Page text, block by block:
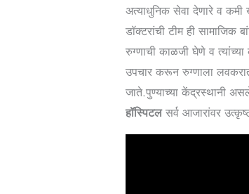
अत्याधुनिक सेवा देणारे व कमी
डॉक्टरांची टीम ही
रुग्णाची काळजी घेणे व
उपचार करून रुग्णाला
जाते.पुण्याच्या केंद्रस्थानी
हॉस्पिटलसर्व आजारांवर